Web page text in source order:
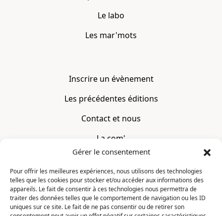
Gérer le consentement
Pour offrir les meilleures expériences, nous utilisons des technologies
telles que les cookies pour stocker et/ou accéder aux informations des
appareils. Le fait de consentir à ces technologies nous permettra de
traiter des données telles que le comportement de navigation ou les ID
uniques sur ce site. Le fait de ne pas consentir ou de retirer son
Le labo
Les mar'mots
Inscrire un évènement
Les précédentes éditions
Contact et nous
La com'
Mentions légales
CONTACT
La Constellation